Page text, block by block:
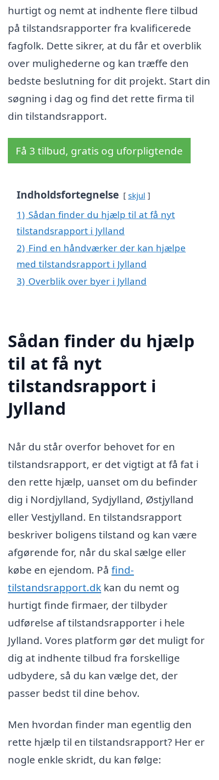
hurtigt og nemt at indhente flere tilbud
på tilstandsrapporter fra kvalificerede
fagfolk. Dette sikrer, at du får et overblik
over mulighederne og kan træffe den
bedste beslutning for dit projekt. Start din
søgning i dag og find det rette firma til
din tilstandsrapport.
Få 3 tilbud, gratis og uforpligtende
Indholdsfortegnelse skjul
1) Sådan finder du hjælp til at få nyt
tilstandsrapport i Jylland
2) Find en håndværker der kan hjælpe
med tilstandsrapport i Jylland
3) Overblik over byer i Jylland
Sådan finder du hjælp
til at få nyt
tilstandsrapport i
Jylland
Når du står overfor behovet for en
tilstandsrapport, er det vigtigt at få fat i
den rette hjælp, uanset om du befinder
dig i Nordjylland, Sydjylland, Østjylland
eller Vestjylland. En tilstandsrapport
beskriver boligens tilstand og kan være
afgørende for, når du skal sælge eller
købe en ejendom. På find-
tilstandsrapport.dk kan du nemt og
hurtigt finde firmaer, der tilbyder
udførelse af tilstandsrapporter i hele
Jylland. Vores platform gør det muligt for
dig at indhente tilbud fra forskellige
udbydere, så du kan vælge det, der
passer bedst til dine behov.
Men hvordan finder man egentlig den
rette hjælp til en tilstandsrapport? Her er
nogle enkle skridt, du kan følge: